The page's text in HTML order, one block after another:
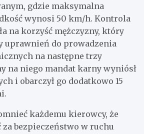
gdzie maksymalna
wynosi 50 km/h. Kontrola
na korzyść mężczyzny, który
uprawnień do prowadzenia
na następne trzy
na niego mandat karny wyniósł
i obarczył go dodatkowo 15
każdemu kierowcy, że
bezpieczeństwo w ruchu